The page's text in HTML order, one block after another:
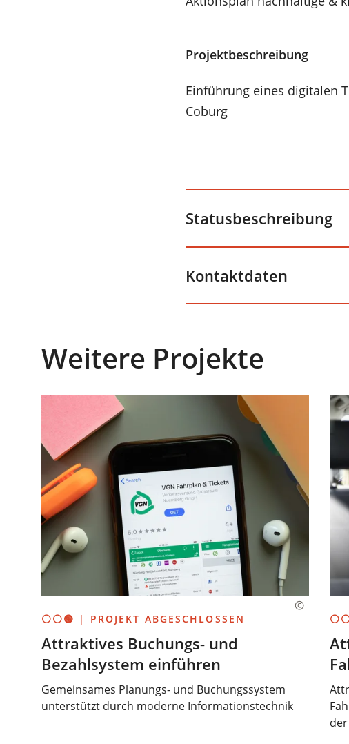
Projektbeschreibung
Einführung eines digitalen
Coburg
Statusbeschreibung
Kontaktdaten
Weitere Projekte
⚪⚪🟢 | PROJEKT ABGESCHLOSSEN
Attraktives Buchungs- und
Bezahlsystem einführen
Gemeinsames Planungs- und Buchungssystem
unterstützt durch moderne Informationstechnik